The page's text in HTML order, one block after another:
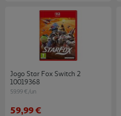
Jogo Star Fox Switch 2
10019368
59.99 €/un
59,99 €